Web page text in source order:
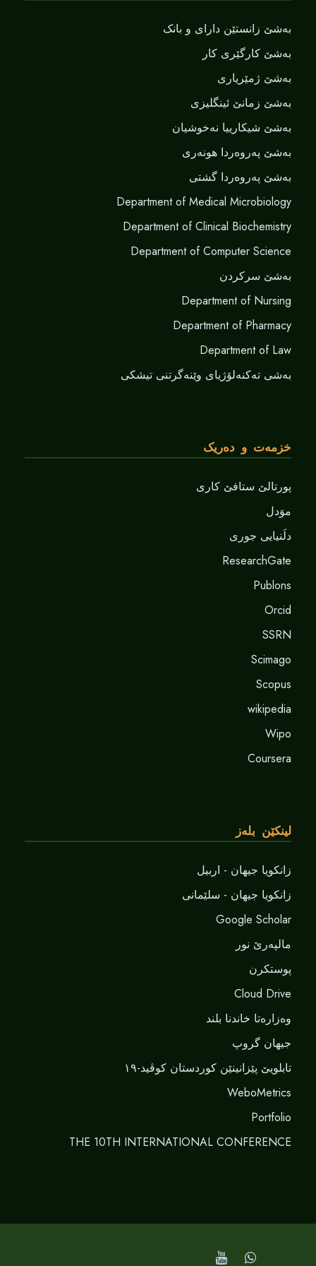
بەشێ زانستێن دارای و بانک
بەشێ کارگێری کار
بەشێ ژمێریاری
بەشێ زمانێ ‌‌ئینگلیزی
بەشێ شیکارییا نەخوشیان
بەشێ پەروەردا هونەری
بەشێ پەروەردا گشتی
Department of Medical Microbiology
Department of Clinical Biochemistry
Department of Computer Science
بەشێ سرکردن
Department of Nursing
Department of Pharmacy
Department of Law
بەشی تەکنەلۆژیای وێنەگرتنی تیشکی
خزمەت و دەریک
پورتالێ ستافێ کاری
موَدل
دلَنيايى جورى
ResearchGate
Publons
Orcid
SSRN
Scimago
Scopus
wikipedia
Wipo
Coursera
لینکێن بلەز
زانکویا جیهان - اربیل
زانکویا جیهان - سلێمانی
Google Scholar
مالپەرێ نور
پوستکرن
Cloud Drive
وەزارەتا خاندنا بلند
جیهان گروپ
تابلویێ پێزانینێن کوردستان کوڤید-١٩
WeboMetrics
Portfolio
THE 10TH INTERNATIONAL CONFERENCE